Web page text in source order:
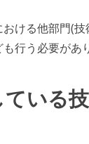
ける他部門(技
行う必要があ
いる